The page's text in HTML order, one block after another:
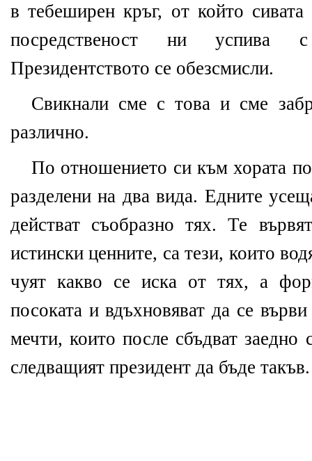
в тебеширен кръг, от който сивата
посредственост ни успива
Президентството се обезсмисли.
Свикнали сме с това и сме
различно.
По отношението си към хората
разделени на два вида. Едните
действат съобразно тях. Те
истински ценните, са тези, които
чуят какво се иска от тях, а
посоката и вдъхновяват да се
мечти, които после сбъдват
следващият президент да бъде такъв.